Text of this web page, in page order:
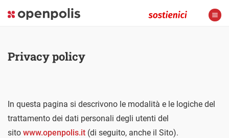
Privacy policy
In questa pagina si descrivono le modalità e le logiche del
trattamento dei dati personali degli utenti del
sito www.openpolis.it (di seguito, anche il Sito).